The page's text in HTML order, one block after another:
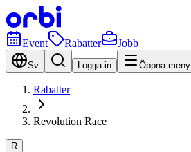
Event Rabatter Jobb
Sv Logga in Öppna meny
Rabatter
Revolution Race
R